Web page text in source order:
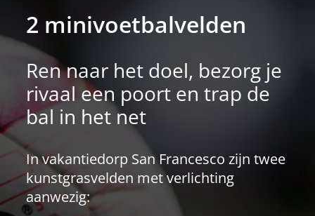
2 minivoetbalvelden
Ren naar het doel, bezorg je
rivaal een poort en trap de
bal in het net
In vakantiedorp San Francesco zijn twee
kunstgrasvelden met verlichting
aanwezig: